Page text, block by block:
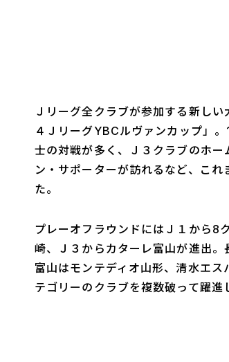
Ｊリーグ全クラブが参加する新し
４ＪリーグYBCルヴァンカップ」
士の対戦が多く、Ｊ３クラブのホ
ン・サポーターが訪れるなど、こ
た。
プレーオフラウンドにはＪ１から8
崎、Ｊ３からカターレ富山が進出。
富山はモンテディオ山形、清水エ
テゴリーのクラブを複数破って躍進